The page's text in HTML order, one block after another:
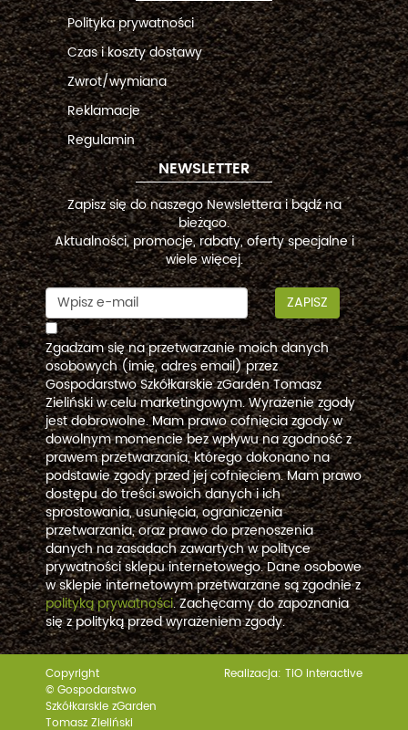
Polityka prywatności
Czas i koszty dostawy
Zwrot/wymiana
Reklamacje
Regulamin
NEWSLETTER
Zapisz się do naszego Newslettera i bądź na
bieżąco.
Aktualności, promocje, rabaty, oferty specjalne i
wiele więcej.
ZAPISZ
Zgadzam się na przetwarzanie moich danych
osobowych (imię, adres email) przez
Gospodarstwo Szkółkarskie zGarden Tomasz
Zieliński w celu marketingowym. Wyrażenie zgody
jest dobrowolne. Mam prawo cofnięcia zgody w
dowolnym momencie bez wpływu na zgodność z
prawem przetwarzania, którego dokonano na
podstawie zgody przed jej cofnięciem. Mam prawo
dostępu do treści swoich danych i ich
sprostowania, usunięcia, ograniczenia
przetwarzania, oraz prawo do przenoszenia
danych na zasadach zawartych w polityce
prywatności sklepu internetowego. Dane osobowe
w sklepie internetowym przetwarzane są zgodnie z
polityką prywatności. Zachęcamy do zapoznania
się z polityką przed wyrażeniem zgody.
Copyright
© Gospodarstwo
Szkółkarskie zGarden
Tomasz Zieliński
Realizacja: TiO interactive